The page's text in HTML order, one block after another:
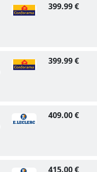
399.99 €
399.99 €
409.00 €
415.00 €